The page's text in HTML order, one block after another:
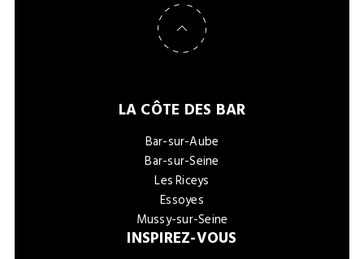
LA CÔTE DES BAR
Bar-sur-Aube
Bar-sur-Seine
Les Riceys
Essoyes
Mussy-sur-Seine
INSPIREZ-VOUS
Retour en haut de page